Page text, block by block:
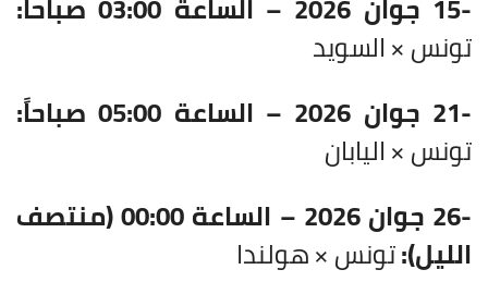
تونس × السويد
-21 جوان 2026 – الساعة 05:00 صباحاً:
تونس × اليابان
-26 جوان 2026 – الساعة 00:00 (منتصف
الليل):تونس × هولندا